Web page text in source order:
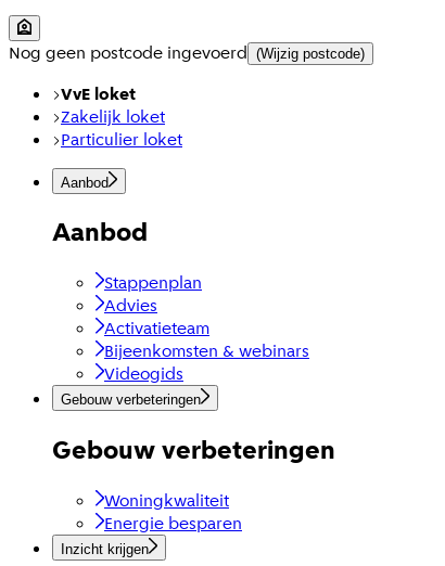
Nog geen postcode ingevoerd (Wijzig postcode)
VvE loket
Zakelijk loket
Particulier loket
Aanbod
Aanbod
Stappenplan
Advies
Activatieteam
Bijeenkomsten & webinars
Videogids
Gebouw verbeteringen
Gebouw verbeteringen
Woningkwaliteit
Energie besparen
Inzicht krijgen